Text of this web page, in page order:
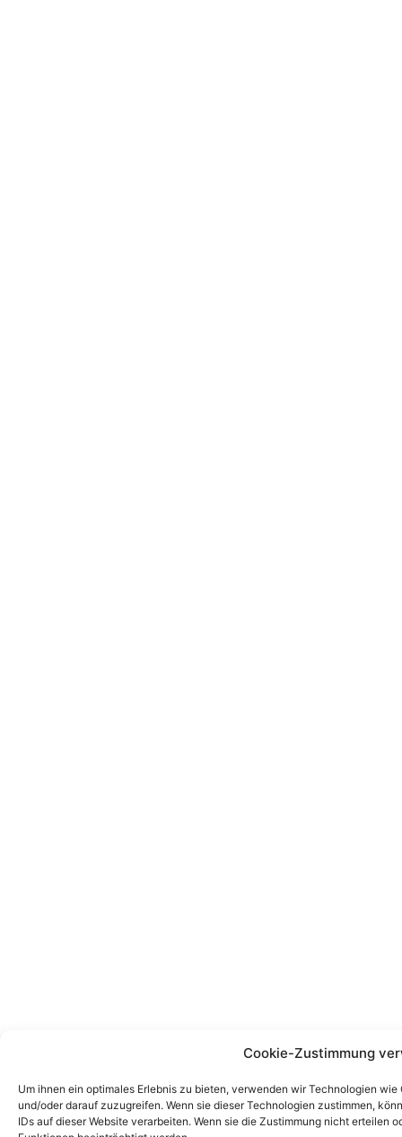
Cookie-Zustimmung
Um ihnen ein optimales Erlebnis zu bieten, verwenden wir Technologien
und/oder darauf zuzugreifen. Wenn sie dieser Technologien zustimmen,
IDs auf dieser Website verarbeiten. Wenn sie die Zustimmung nicht erteilen